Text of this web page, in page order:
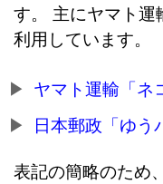
す。 主にヤマト運
利用しています。
ヤマト運輸「ネ
日本郵政「ゆう
表記の簡略のため